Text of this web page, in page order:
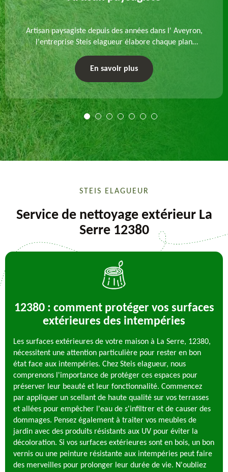
Artisan paysagiste depuis des années dans l' Aveyron,
l'entreprise Steis elagueur élabore chaque plan
d'aménagement paysager et exécute les travaux
afférents. Devis gratuit et sur mesure.
En savoir plus
STEIS ELAGUEUR
Service de nettoyage extérieur La
Serre 12380
12380 : comment protéger vos surfaces
extérieures des intempéries
Les surfaces extérieures de votre maison à La Serre, 12380,
nécessitent une attention particulière pour rester en bon
état face aux intempéries. Chez Steis elagueur, nous
comprenons l'importance de protéger ces espaces pour
préserver leur beauté et leur fonctionnalité. Commencez
par appliquer un scellant de haute qualité sur vos terrasses
et allées pour empêcher l'eau de s'infiltrer et de causer des
dommages. Pensez également à traiter vos meubles de
jardin avec des produits résistants aux UV pour éviter la
décoloration. Si vos surfaces extérieures sont en bois, un bon
vernis ou une peinture résistante aux intempéries peut faire
des merveilles pour prolonger leur durée de vie. N'oubliez